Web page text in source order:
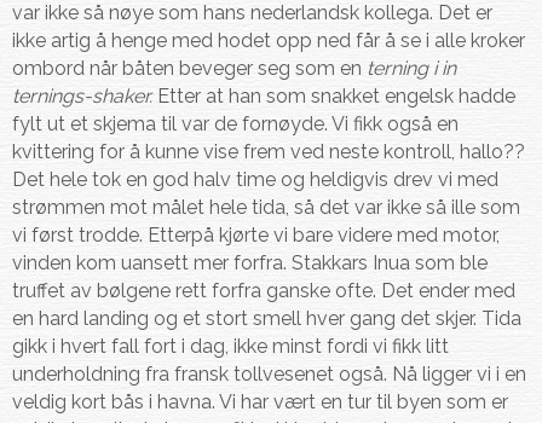
var ikke så nøye som hans nederlandsk kollega. Det er
ikke artig å henge med hodet opp ned får å se i alle kroker
ombord når båten beveger seg som en terning i in
ternings-shaker. Etter at han som snakket engelsk hadde
fylt ut et skjema til var de fornøyde. Vi fikk også en
kvittering for å kunne vise frem ved neste kontroll, hallo??
Det hele tok en god halv time og heldigvis drev vi med
strømmen mot målet hele tida, så det var ikke så ille som
vi først trodde. Etterpå kjørte vi bare videre med motor,
vinden kom uansett mer forfra. Stakkars Inua som ble
truffet av bølgene rett forfra ganske ofte. Det ender med
en hard landing og et stort smell hver gang det skjer. Tida
gikk i hvert fall fort i dag, ikke minst fordi vi fikk litt
underholdning fra fransk tollvesenet også. Nå ligger vi i en
veldig kort bås i havna. Vi har vært en tur til byen som er